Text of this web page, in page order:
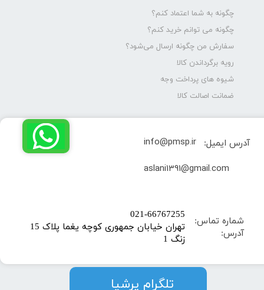
چگونه به شما اعتماد کنم؟
چگونه می توانم خرید کنم؟
سفارش من چگونه ارسال می‌شود؟
رویه برگرداندن کالا
شیوه های پرداخت وجه
ضمانت اصالت کالا
شماره تماس:
آدرس:
​021-66767255
تهران خیابان جمهوری کوچه یغما پلاک 15
زنگ 1
آدرس ایمیل:
info@pmsp.ir
​aslani1391@gmail.com
​​​​تلگرام پرشیا